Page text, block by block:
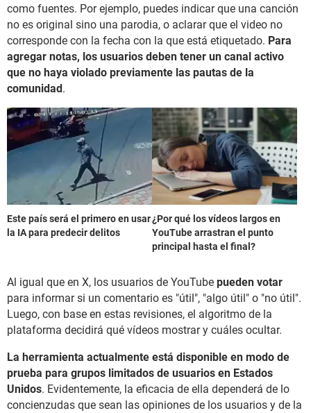
como fuentes. Por ejemplo, puedes indicar que una canción
no es original sino una parodia, o aclarar que el video no
corresponde con la fecha con la que está etiquetado. Para
agregar notas, los usuarios deben tener un canal activo
que no haya violado previamente las pautas de la
comunidad.
Este país será el primero en usar
la IA para predecir delitos
¿Por qué los vídeos largos en
YouTube arrastran el punto
principal hasta el final?
Al igual que en X, los usuarios de YouTube pueden votar
para informar si un comentario es "útil", "algo útil" o "no útil".
Luego, con base en estas revisiones, el algoritmo de la
plataforma decidirá qué vídeos mostrar y cuáles ocultar.
La herramienta actualmente está disponible en modo de
prueba para grupos limitados de usuarios en Estados
Unidos. Evidentemente, la eficacia de ella dependerá de lo
concienzudas que sean las opiniones de los usuarios y de la